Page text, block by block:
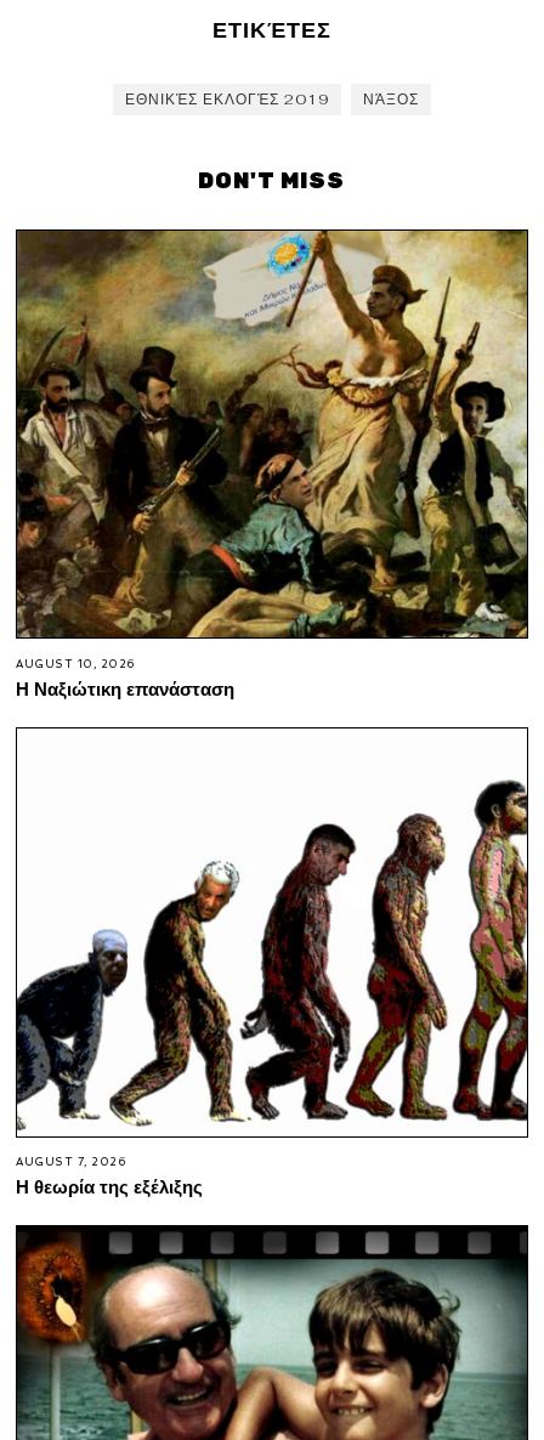
ΕΤΙΚΈΤΕΣ
ΕΘΝΙΚΈΣ ΕΚΛΟΓΈΣ 2019 ΝΆΞΟΣ
DON'T MISS
AUGUST 10, 2026
Η Ναξιώτικη επανάσταση
AUGUST 7, 2026
Η θεωρία της εξέλιξης